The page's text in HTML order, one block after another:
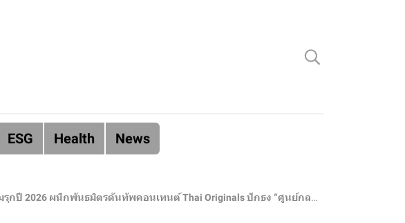
ESG Health News
ต์ Thai Originals ปักธง “ศูนย์กลางความบันเทิงของคนไทยมาตรฐานเวิลด์คลาส” ที่ “รู้ใจ” คนไทยที่สุด